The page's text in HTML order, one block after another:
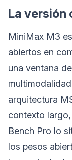
La versión
MiniMax M3
abiertos en
una ventana
arquitectura
contexto
Bench Pro lo
los pesos